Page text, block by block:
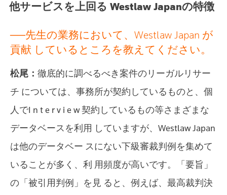
他サービスを上回る Westlaw Japanの特徴
──先生の業務において、Westlaw Japan が
貢献 しているところを教えてください。
松尾： 徹底的に調べるべき案件のリーガルリサー
チ については、事務所が契約しているものと、個
人でI n t e r v i e w 契約しているもの等さまざまな
データベースを利用 していますが、Westlaw Japan
は他のデータベー スにない下級審裁判例を集めて
いることが多く、利 用頻度が高いです。「要旨」
の「被引用判例」を見 ると、例えば、最高裁判決